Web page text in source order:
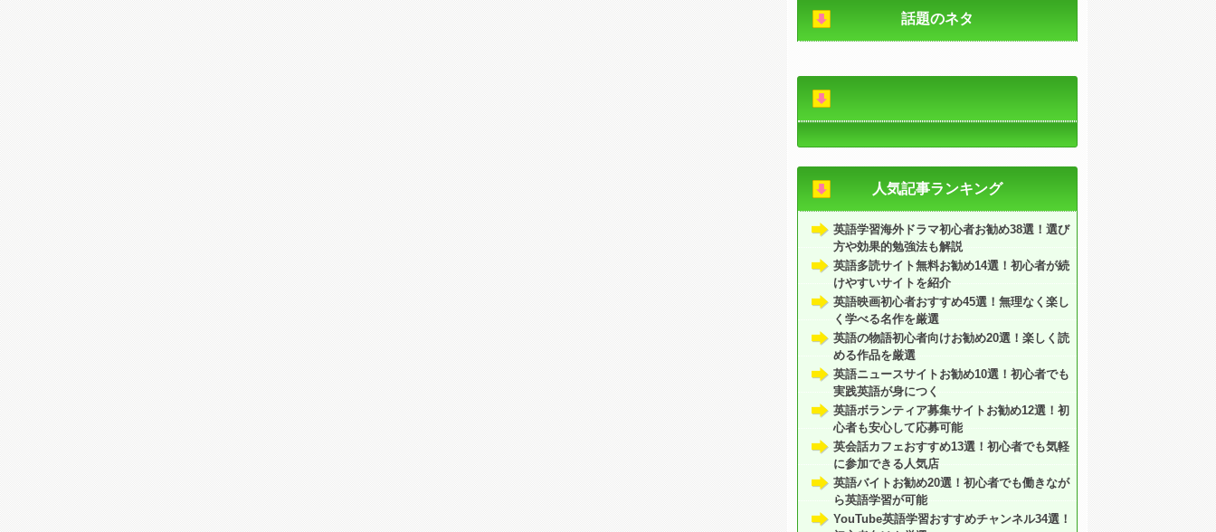
話題のネタ
人気記事ランキング
英語学習海外ドラマ初心者お勧め38選！選び
方や効果的勉強法も解説
英語多読サイト無料お勧め14選！初心者が続
けやすいサイトを紹介
英語映画初心者おすすめ45選！無理なく楽し
く学べる名作を厳選
英語の物語初心者向けお勧め20選！楽しく読
める作品を厳選
英語ニュースサイトお勧め10選！初心者でも
実践英語が身につく
英語ボランティア募集サイトお勧め12選！初
心者も安心して応募可能
英会話カフェおすすめ13選！初心者でも気軽
に参加できる人気店
英語バイトお勧め20選！初心者でも働きなが
ら英語学習が可能
YouTube英語学習おすすめチャンネル34選！